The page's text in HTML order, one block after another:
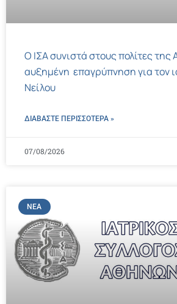
Ο ΙΣΑ συνιστά στους πολίτες της
αυξημένη επαγρύπνηση για τον
Νείλου
ΔΙΑΒΑΣΤΕ ΠΕΡΙΣΣΌΤΕΡΑ »
07/08/2026
ΝΈΑ